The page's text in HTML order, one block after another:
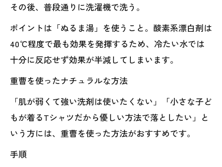
その後、普段通りに洗濯機で洗う。
ポイントは「ぬるま湯」を使うこと。酸素系漂白剤は
40℃程度で最も効果を発揮するため、冷たい水では
十分に反応せず効果が半減してしまいます。
重曹を使ったナチュラルな方法
「肌が弱くて強い洗剤は使いたくない」「小さな子ど
もが着るTシャツだから優しい方法で落としたい」と
いう方には、重曹を使った方法がおすすめです。
手順